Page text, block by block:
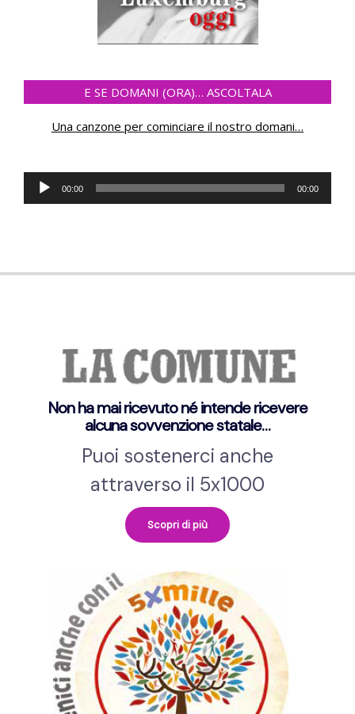
E SE DOMANI (ORA)… ASCOLTALA
Una canzone per cominciare il nostro domani…
Audio
Player
00:00 00:00
Non ha mai ricevuto né intende ricevere
alcuna sovvenzione statale…
Puoi sostenerci anche
attraverso il 5x1000
Scopri di più